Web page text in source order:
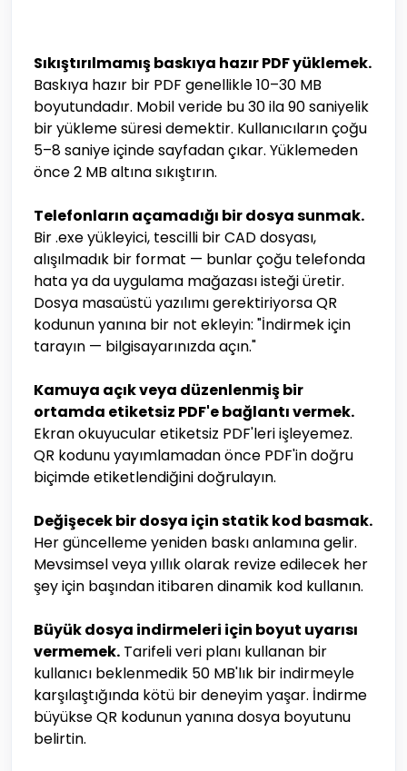
Sıkıştırılmamış baskıya hazır PDF yüklemek.
Baskıya hazır bir PDF genellikle 10–30 MB
boyutundadır. Mobil veride bu 30 ila 90 saniyelik
bir yükleme süresi demektir. Kullanıcıların çoğu
5–8 saniye içinde sayfadan çıkar. Yüklemeden
önce 2 MB altına sıkıştırın.
Telefonların açamadığı bir dosya sunmak.
Bir .exe yükleyici, tescilli bir CAD dosyası,
alışılmadık bir format — bunlar çoğu telefonda
hata ya da uygulama mağazası isteği üretir.
Dosya masaüstü yazılımı gerektiriyorsa QR
kodunun yanına bir not ekleyin: "İndirmek için
tarayın — bilgisayarınızda açın."
Kamuya açık veya düzenlenmiş bir
ortamda etiketsiz PDF'e bağlantı vermek.
Ekran okuyucular etiketsiz PDF'leri işleyemez.
QR kodunu yayımlamadan önce PDF'in doğru
biçimde etiketlendiğini doğrulayın.
Değişecek bir dosya için statik kod basmak.
Her güncelleme yeniden baskı anlamına gelir.
Mevsimsel veya yıllık olarak revize edilecek her
şey için başından itibaren dinamik kod kullanın.
Büyük dosya indirmeleri için boyut uyarısı
vermemek. Tarifeli veri planı kullanan bir
kullanıcı beklenmedik 50 MB'lık bir indirmeyle
karşılaştığında kötü bir deneyim yaşar. İndirme
büyükse QR kodunun yanına dosya boyutunu
belirtin.